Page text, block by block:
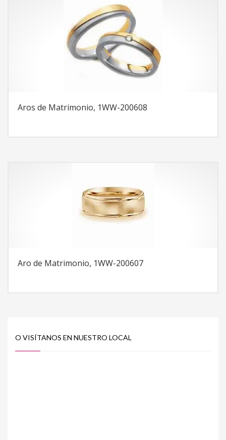
Aros de Matrimonio, 1WW-200608
Aro de Matrimonio, 1WW-200607
O VISÍTANOS EN NUESTRO LOCAL